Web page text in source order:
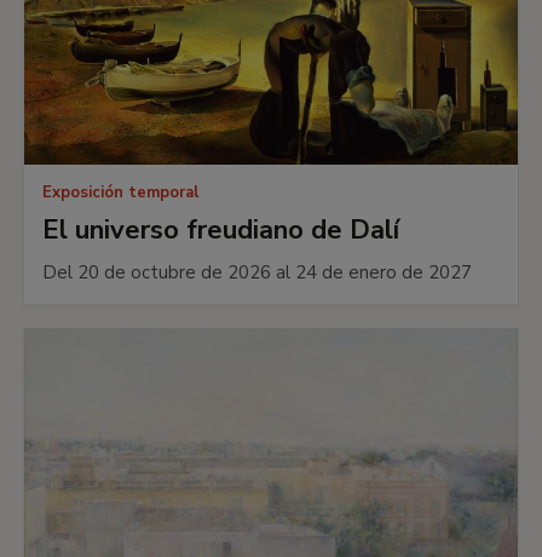
Exposición temporal
El universo freudiano de Dalí
Del 20 de octubre de 2026 al 24 de enero de 2027